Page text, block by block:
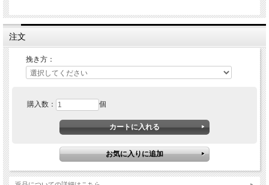
い当店のブレンドは芳醇な香り、風味豊かなコク、甘く優しい口あたり、華やかな
酸味とフルーティーな味わいすべてが味わえます。 当店の名を冠した自信ブレン
ドをぜひ、味わって下さい！
注文
挽き方：
購入数： 個